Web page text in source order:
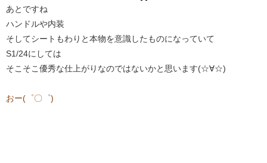
あとですね
ハンドルや内装
そしてシートもわりと本物を意識したものになっていて
S1/24にしては
そこそこ優秀な仕上がりなのではないかと思います(☆∀☆)
おー(゜〇゜)